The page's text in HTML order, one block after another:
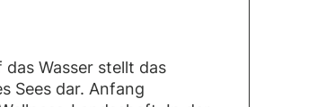
Wasser stellt das
Sees dar. Anfang